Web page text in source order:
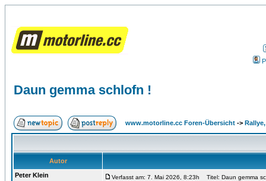
Daun gemma schlofn !
www.motorline.cc Foren-Übersicht ->
Autor
Peter Klein
Verfasst am: 7. Mai 2026, 8:23h Titel: Daun gemma